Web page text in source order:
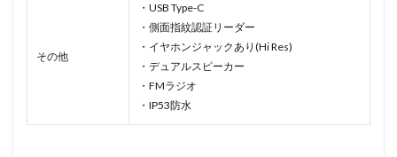
その他
・USB Type-C
・側面指紋認証リーダー
・イヤホンジャックあり(Hi Res)
・デュアルスピーカー
・FMラジオ
・IP53防水